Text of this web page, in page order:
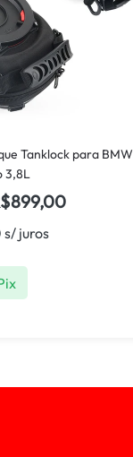
Tanklock para BMW
3,8L
899,00
s/ juros